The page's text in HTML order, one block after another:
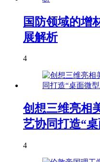
国防领域的增
展解析
4
创想三维亮相
艺协同打造“
4